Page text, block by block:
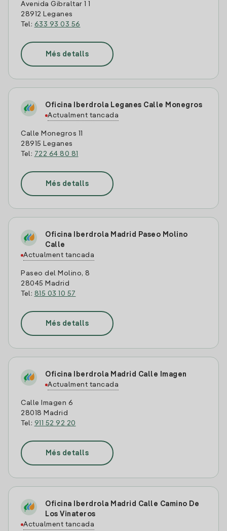
Avenida Gibraltar 1 1
28912 Leganes
Tel: 633 93 03 56
Més detalls
Oficina Iberdrola Leganes Calle Monegros
Actualment tancada
Calle Monegros 11
28915 Leganes
Tel: 722 64 80 81
Més detalls
Oficina Iberdrola Madrid Paseo Molino
Calle
Actualment tancada
Paseo del Molino, 8
28045 Madrid
Tel: 815 03 10 57
Més detalls
Oficina Iberdrola Madrid Calle Imagen
Actualment tancada
Calle Imagen 6
28018 Madrid
Tel: 911 52 92 20
Més detalls
Oficina Iberdrola Madrid Calle Camino De
Los Vinateros
Actualment tancada